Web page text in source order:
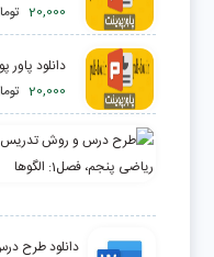
20,000
دانلود
20,000
دانلود طرح